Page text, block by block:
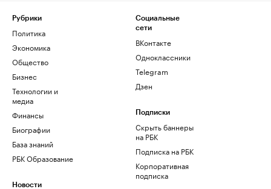
Рубрики
Политика
Экономика
Общество
Бизнес
Технологии и
медиа
Финансы
Биографии
База знаний
РБК Образование
Новости
Социальные
сети
ВКонтакте
Одноклассники
Telegram
Дзен
Подписки
Скрыть баннеры
на РБК
Подписка на РБК
Корпоративная
подписка